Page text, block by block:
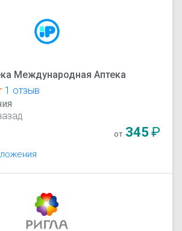
Международная Аптека
1 отзыв
от 345₽